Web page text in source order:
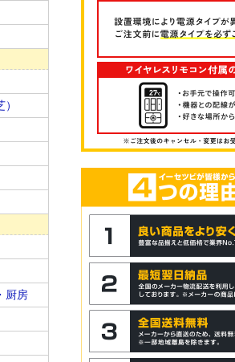
厨房